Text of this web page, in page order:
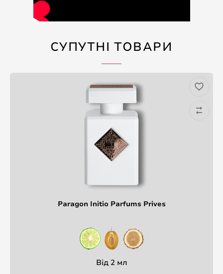
СУПУТНІ ТОВАРИ
Paragon Initio Parfums Prives
Від 2 мл